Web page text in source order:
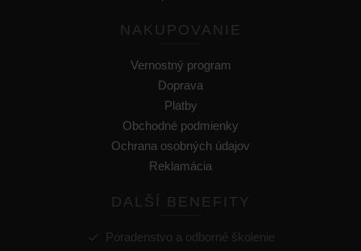
NAKUPOVANIE
Vernostný program
Doprava
Platby
Obchodné podmienky
Ochrana osobných údajov
Reklamácia
DALŠÍ BENEFITY
Poradenstvo a odborné školenie